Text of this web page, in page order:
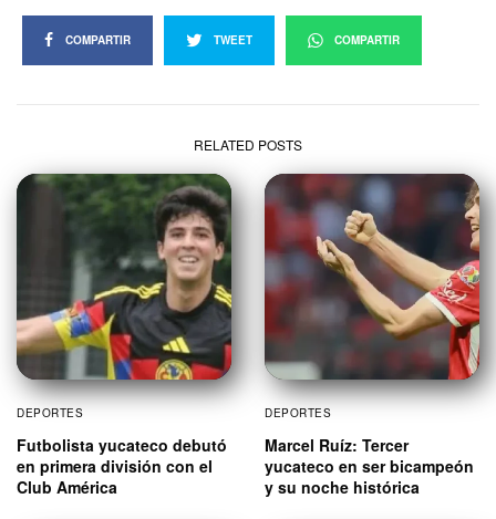
COMPARTIR TWEET COMPARTIR
RELATED POSTS
DEPORTES
Futbolista yucateco debutó
en primera división con el
Club América
DEPORTES
Marcel Ruíz: Tercer
yucateco en ser bicampeón
y su noche histórica